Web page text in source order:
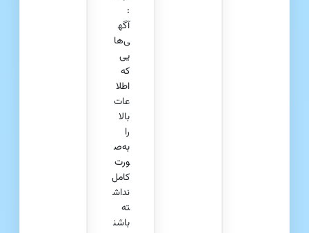
:
آگه
ی‌ها
یی
که
اطلا
عات
بالا
را
به‌ص
ورت
کامل
نداش
ته
باشن